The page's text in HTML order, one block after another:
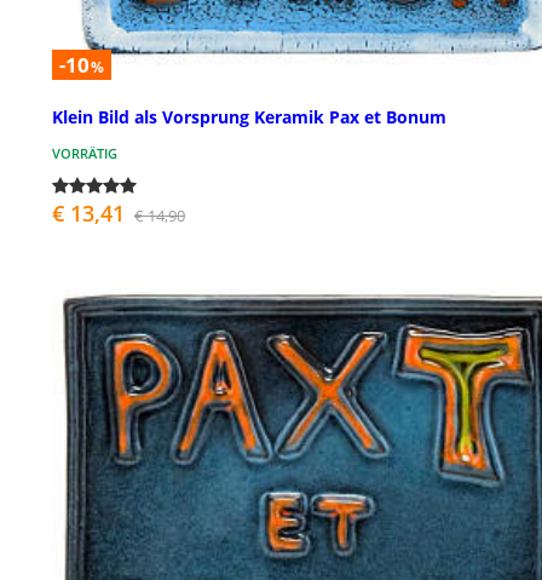
-10%
Klein Bild als Vorsprung Keramik Pax et Bonum
VORRÄTIG
€ 13,41 € 14,90